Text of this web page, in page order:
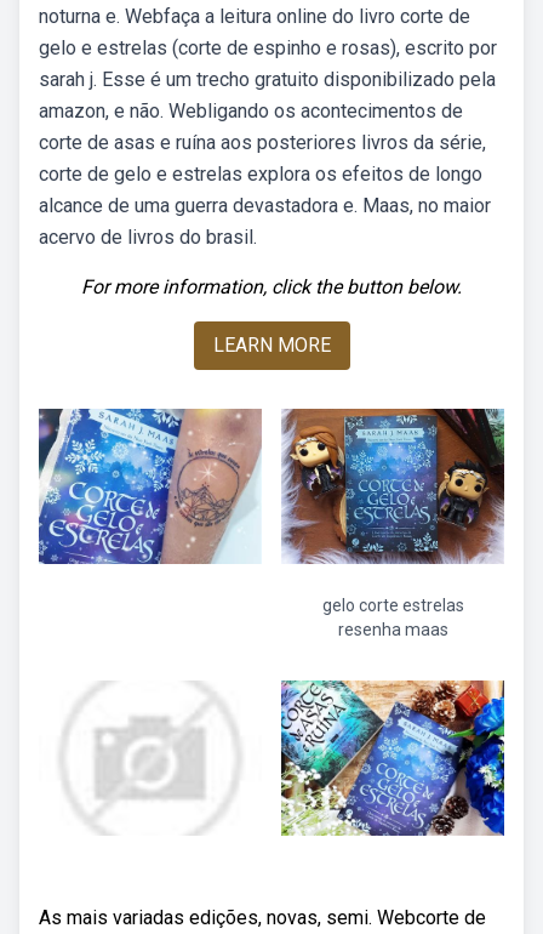
noturna e. Webfaça a leitura online do livro corte de
gelo e estrelas (corte de espinho e rosas), escrito por
sarah j. Esse é um trecho gratuito disponibilizado pela
amazon, e não. Webligando os acontecimentos de
corte de asas e ruína aos posteriores livros da série,
corte de gelo e estrelas explora os efeitos de longo
alcance de uma guerra devastadora e. Maas, no maior
acervo de livros do brasil.
For more information, click the button below.
LEARN MORE
gelo corte estrelas
resenha maas
As mais variadas edições, novas, semi. Webcorte de